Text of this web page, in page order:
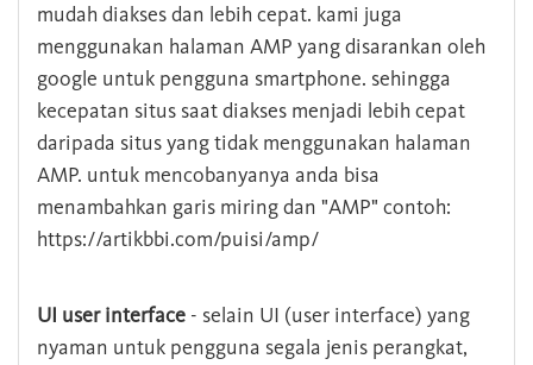
mudah diakses dan lebih cepat. kami juga
menggunakan halaman AMP yang disarankan oleh
google untuk pengguna smartphone. sehingga
kecepatan situs saat diakses menjadi lebih cepat
daripada situs yang tidak menggunakan halaman
AMP. untuk mencobanyanya anda bisa
menambahkan garis miring dan "AMP" contoh:
https://artikbbi.com/puisi/amp/
UI user interface - selain UI (user interface) yang
nyaman untuk pengguna segala jenis perangkat,